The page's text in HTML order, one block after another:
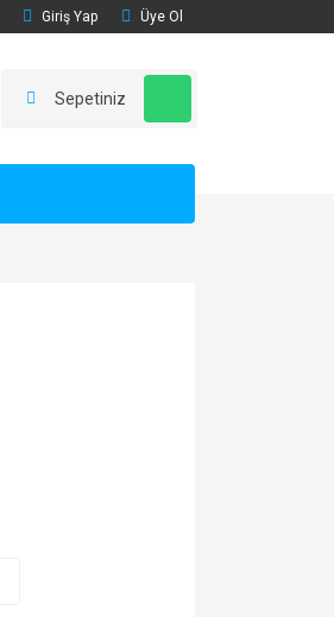
Giriş Yap Üye Ol
Sepetiniz